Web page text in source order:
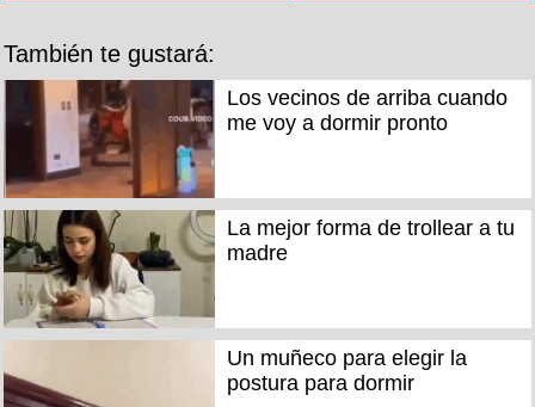
También te gustará:
Los vecinos de arriba cuando
me voy a dormir pronto
La mejor forma de trollear a tu
madre
Un muñeco para elegir la
postura para dormir